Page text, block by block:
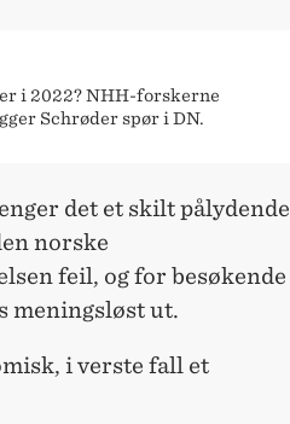
i 2022? NHH-forskerne
Schrøder spør i DN.
det et skilt pålydende
norske
feil, og for besøkende
meningsløst ut.
i verste fall et